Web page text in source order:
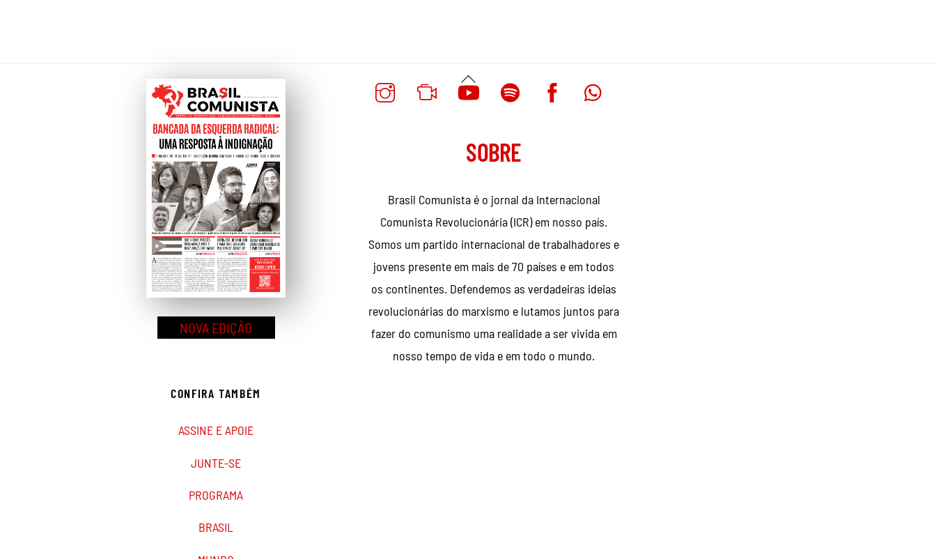
Voltar
Ao
NOVA EDIÇÃO
SOBRE
Brasil Comunista é o jornal da Internacional
Comunista Revolucionária (ICR) em nosso país.
Somos um partido internacional de trabalhadores e
jovens presente em mais de 70 países e em todos
os continentes. Defendemos as verdadeiras ideias
revolucionárias do marxismo e lutamos juntos para
fazer do comunismo uma realidade a ser vivida em
nosso tempo de vida e em todo o mundo.
CONFIRA TAMBÉM
ASSINE E APOIE
JUNTE-SE
PROGRAMA
BRASIL